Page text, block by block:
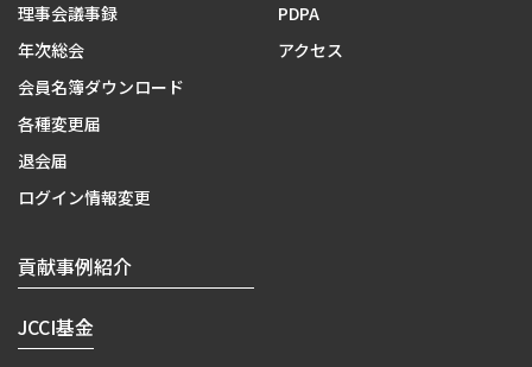
理事会議事録
年次総会
会員名簿ダウンロード
各種変更届
退会届
ログイン情報変更
PDPA
アクセス
貢献事例紹介
JCCI基金